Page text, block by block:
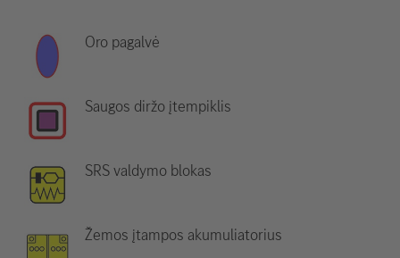
Oro pagalvė
Saugos diržo įtempiklis
SRS valdymo blokas
Žemos įtampos akumuliatorius